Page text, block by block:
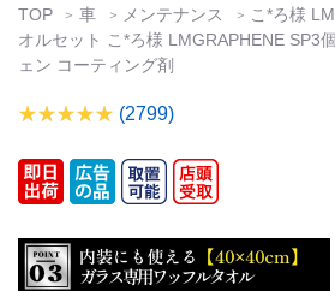
TOP 車 メンテナンス
こ*ろ様
オルセット こ*ろ様 LMGRAPHENE SP3
ェン コーティング剤
(2799)